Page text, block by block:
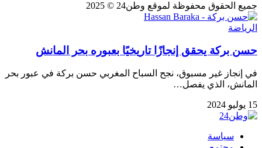
جميع الحقوق محفوظة لموقع وطن24 © 2025
الرياضة
حسن بركة يحقق إنجازًا تاريخيًا بعبوره بحر المانش
في إنجاز غير مسبوق، نجح السباح المغربي حسن بركة في عبور بحر
المانش، الذي يفصل…
15 يوليو 2024
سياسة